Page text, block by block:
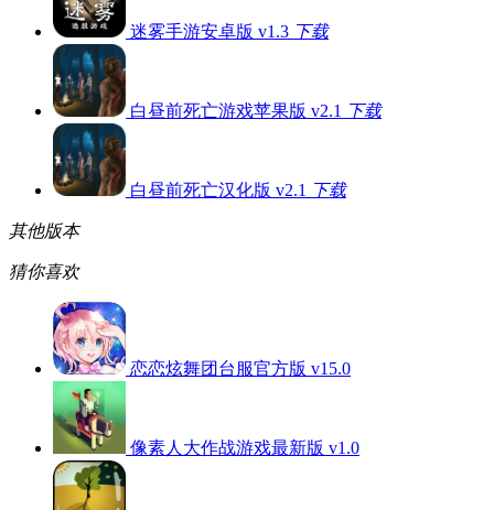
迷雾手游安卓版 v1.3 下载
白昼前死亡游戏苹果版 v2.1 下载
白昼前死亡汉化版 v2.1 下载
其他版本
猜你喜欢
恋恋炫舞团台服官方版 v15.0
像素人大作战游戏最新版 v1.0